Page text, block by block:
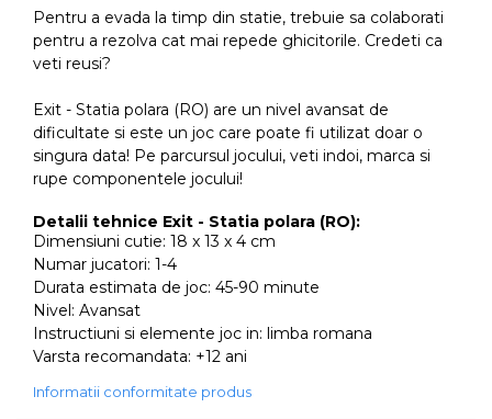
Pentru a evada la timp din statie, trebuie sa colaborati
pentru a rezolva cat mai repede ghicitorile. Credeti ca
veti reusi?
Exit - Statia polara (RO) are un nivel avansat de
dificultate si este un joc care poate fi utilizat doar o
singura data! Pe parcursul jocului, veti indoi, marca si
rupe componentele jocului!
Detalii tehnice Exit - Statia polara (RO):
Dimensiuni cutie: 18 x 13 x 4 cm
Numar jucatori: 1-4
Durata estimata de joc: 45-90 minute
Nivel: Avansat
Instructiuni si elemente joc in: limba romana
Varsta recomandata: +12 ani
Informatii conformitate produs